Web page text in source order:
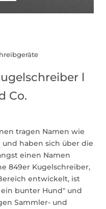
l
Co.
tragen Namen wie
und haben sich über die
einen Namen
849er Kugelschreiber,
entwickelt, ist
bunter Hund" und
Sammler- und